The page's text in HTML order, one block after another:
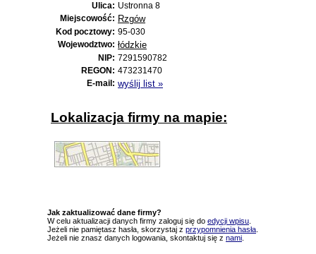
Ulica: Ustronna 8
Miejscowość: Rzgów
Kod pocztowy: 95-030
Wojewodztwo: łódzkie
NIP: 7291590782
REGON: 473231470
E-mail: wyślij list »
Lokalizacja firmy na mapie:
Jak zaktualizować dane firmy?
W celu aktualizacji danych firmy zaloguj się do edycji wpisu
Jeżeli nie pamiętasz hasła, skorzystaj z przypomnienia hasła
Jeżeli nie znasz danych logowania, skontaktuj się z nami